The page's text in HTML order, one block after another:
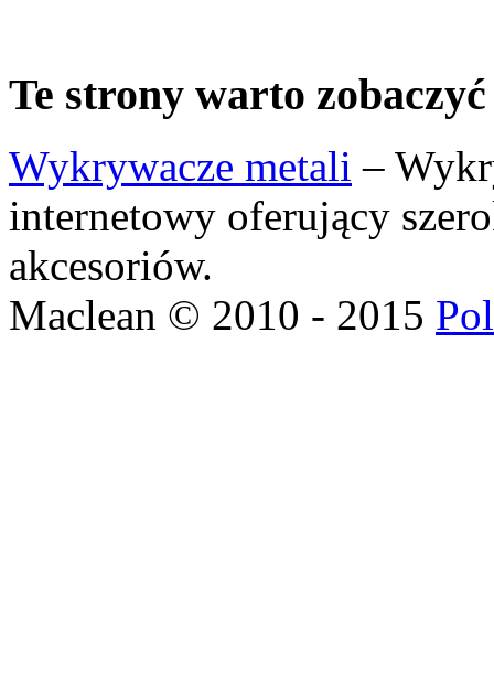
Te strony warto zobaczyć
Wykrywacze metali –
internetowy oferujący
akcesoriów.
Maclean © 2010 - 2015